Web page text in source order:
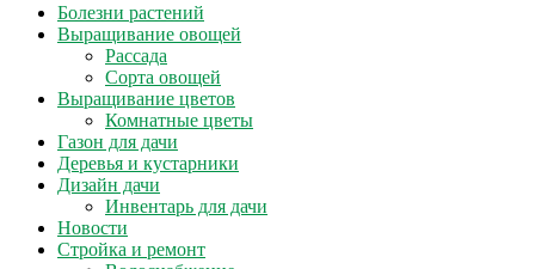
Болезни растений
Выращивание овощей
Рассада
Сорта овощей
Выращивание цветов
Комнатные цветы
Газон для дачи
Деревья и кустарники
Дизайн дачи
Инвентарь для дачи
Новости
Стройка и ремонт